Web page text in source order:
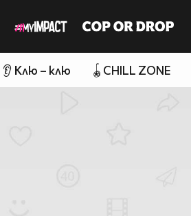
👂 Клю – клю 🪀CHILL ZONE